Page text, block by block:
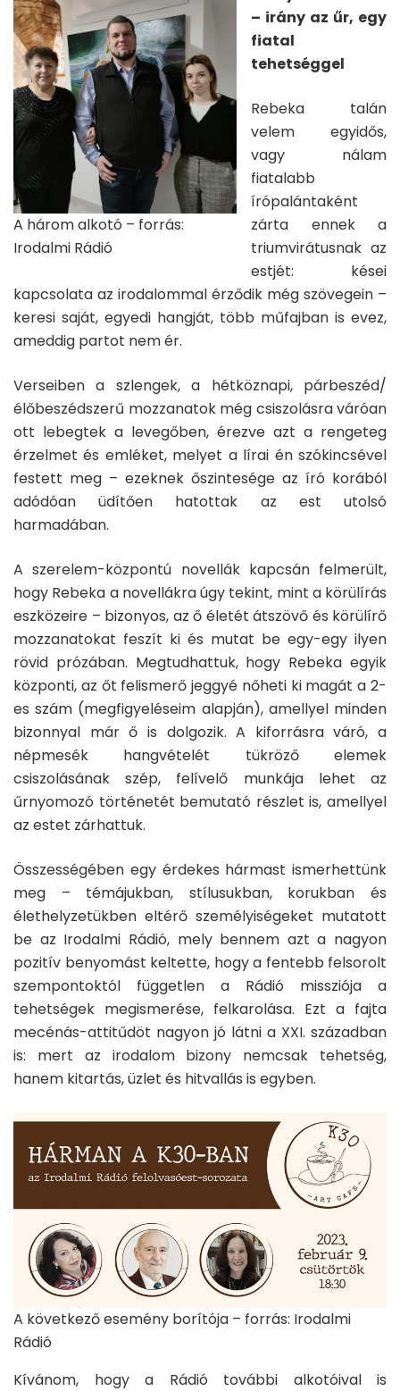
A három alkotó – forrás:
Irodalmi Rádió
– irány az űr, egy
fiatal
tehetséggel
Rebeka talán
velem egyidős,
vagy nálam
fiatalabb
írópalántaként
zárta ennek a
triumvirátusnak az
estjét: kései
kapcsolata az irodalommal érződik még szövegein –
keresi saját, egyedi hangját, több műfajban is evez,
ameddig partot nem ér.
Verseiben a szlengek, a hétköznapi, párbeszéd/
élőbeszédszerű mozzanatok még csiszolásra váróan
ott lebegtek a levegőben, érezve azt a rengeteg
érzelmet és emléket, melyet a lírai én szókincsével
festett meg – ezeknek őszintesége az író korából
adódóan üdítően hatottak az est utolsó
harmadában.
A szerelem-központú novellák kapcsán felmerült,
hogy Rebeka a novellákra úgy tekint, mint a körülírás
eszközeire – bizonyos, az ő életét átszövő és körülírő
mozzanatokat feszít ki és mutat be egy-egy ilyen
rövid prózában. Megtudhattuk, hogy Rebeka egyik
központi, az őt felismerő jeggyé nőheti ki magát a 2-
es szám (megfigyeléseim alapján), amellyel minden
bizonnyal már ő is dolgozik. A kiforrásra váró, a
népmesék hangvételét tükröző elemek
csiszolásának szép, felívelő munkája lehet az
űrnyomozó történetét bemutató részlet is, amellyel
az estet zárhattuk.
Összességében egy érdekes hármast ismerhettünk
meg – témájukban, stílusukban, korukban és
élethelyzetükben eltérő személyiségeket mutatott
be az Irodalmi Rádió, mely bennem azt a nagyon
pozitív benyomást keltette, hogy a fentebb felsorolt
szempontoktól független a Rádió missziója a
tehetségek megismerése, felkarolása. Ezt a fajta
mecénás-attitűdöt nagyon jó látni a XXI. században
is: mert az irodalom bizony nemcsak tehetség,
hanem kitartás, üzlet és hitvallás is egyben.
A következő esemény borítója – forrás: Irodalmi
Rádió
Kívánom, hogy a Rádió további alkotóival is